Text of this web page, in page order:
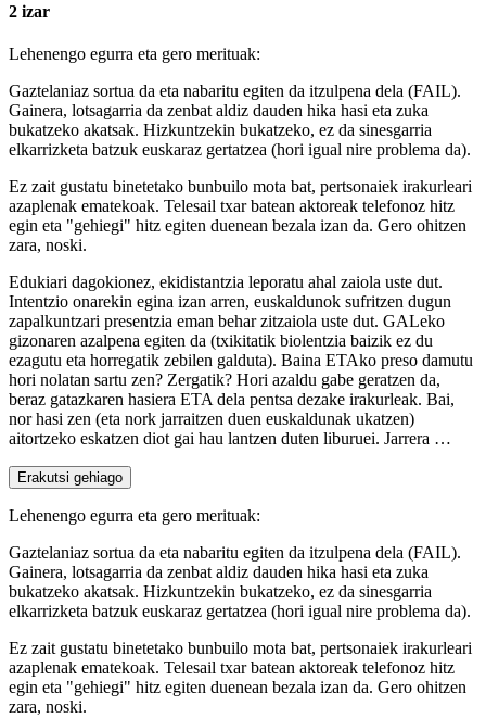
2 izar
Lehenengo egurra eta gero merituak:
Gaztelaniaz sortua da eta nabaritu egiten da itzulpena dela (FAIL).
Gainera, lotsagarria da zenbat aldiz dauden hika hasi eta zuka
bukatzeko akatsak. Hizkuntzekin bukatzeko, ez da sinesgarria
elkarrizketa batzuk euskaraz gertatzea (hori igual nire problema da).
Ez zait gustatu binetetako bunbuilo mota bat, pertsonaiek irakurleari
azaplenak ematekoak. Telesail txar batean aktoreak telefonoz hitz
egin eta "gehiegi" hitz egiten duenean bezala izan da. Gero ohitzen
zara, noski.
Edukiari dagokionez, ekidistantzia leporatu ahal zaiola uste dut.
Intentzio onarekin egina izan arren, euskaldunok sufritzen dugun
zapalkuntzari presentzia eman behar zitzaiola uste dut. GALeko
gizonaren azalpena egiten da (txikitatik biolentzia baizik ez du
ezagutu eta horregatik zebilen galduta). Baina ETAko preso damutu
hori nolatan sartu zen? Zergatik? Hori azaldu gabe geratzen da,
beraz gatazkaren hasiera ETA dela pentsa dezake irakurleak. Bai,
nor hasi zen (eta nork jarraitzen duen euskaldunak ukatzen)
aitortzeko eskatzen diot gai hau lantzen duten liburuei. Jarrera …
Erakutsi gehiago
Lehenengo egurra eta gero merituak:
Gaztelaniaz sortua da eta nabaritu egiten da itzulpena dela (FAIL).
Gainera, lotsagarria da zenbat aldiz dauden hika hasi eta zuka
bukatzeko akatsak. Hizkuntzekin bukatzeko, ez da sinesgarria
elkarrizketa batzuk euskaraz gertatzea (hori igual nire problema da).
Ez zait gustatu binetetako bunbuilo mota bat, pertsonaiek irakurleari
azaplenak ematekoak. Telesail txar batean aktoreak telefonoz hitz
egin eta "gehiegi" hitz egiten duenean bezala izan da. Gero ohitzen
zara, noski.